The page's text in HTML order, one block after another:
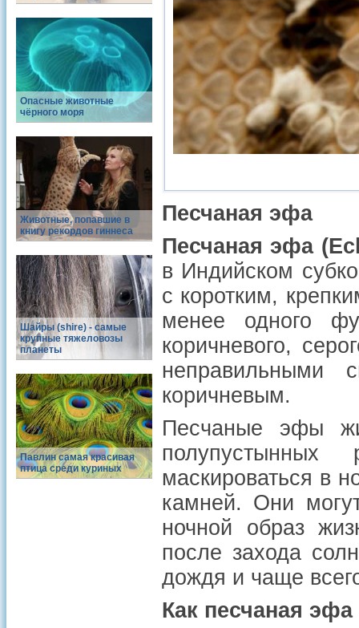
Опасные животные
чёрного моря
Животные, попавшие в
книгу рекордов гиннеса
Шайры (shire) - самые
крупные тяжеловозы
планеты
Павлин самая красивая
птица среди куриных
Песчаная эфа
Песчаная эфа
в Индийском
с коротким,
менее одного
коричневого,
неправильными
коричневым.
Песчаные эфы
маскироваться в
камней. Они
ночной образ
после захода
дождя и чаще
Как песчаная